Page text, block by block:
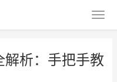
析：手把手教